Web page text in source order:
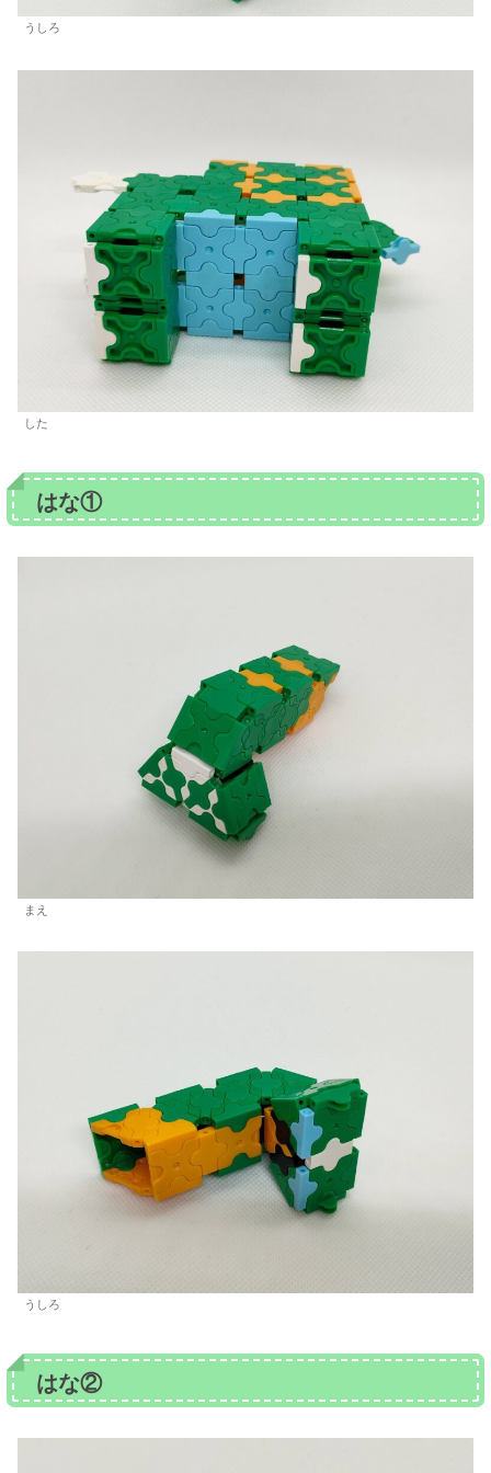
うしろ
した
はな①
まえ
うしろ
はな②